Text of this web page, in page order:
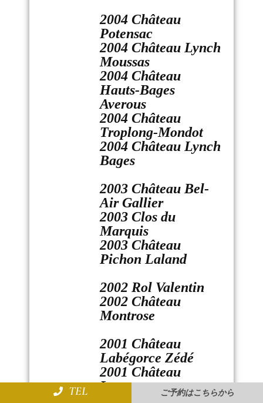
2004 Château
Potensac
2004 Château Lynch
Moussas
2004 Château
Hauts-Bages
Averous
2004 Château
Troplong-Mondot
2004 Château Lynch
Bages
2003 Château Bel-
Air Gallier
2003 Clos du
Marquis
2003 Château
Pichon Laland
2002 Rol Valentin
2002 Château
Montrose
2001 Château
Labégorce Zédé
2001 Château
Lagrange
TEL ご予約はこちらから